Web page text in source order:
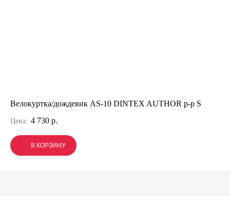
Велокуртка/дождевик AS-10 DINTEX AUTHOR р-р S
Цена: 4 730 р.
В КОРЗИНУ
В КОРЗИНУ
В КОРЗИНУ